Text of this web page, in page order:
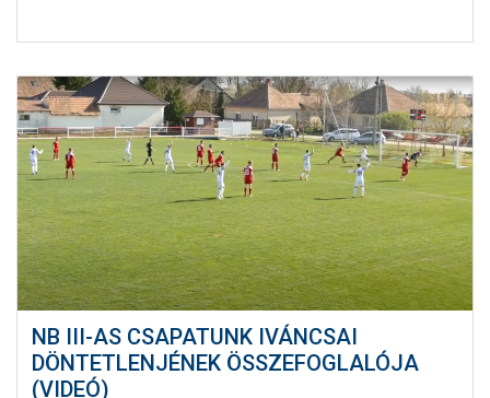
NB III-AS CSAPATUNK IVÁNCSAI
DÖNTETLENJÉNEK ÖSSZEFOGLALÓJA
(VIDEÓ)